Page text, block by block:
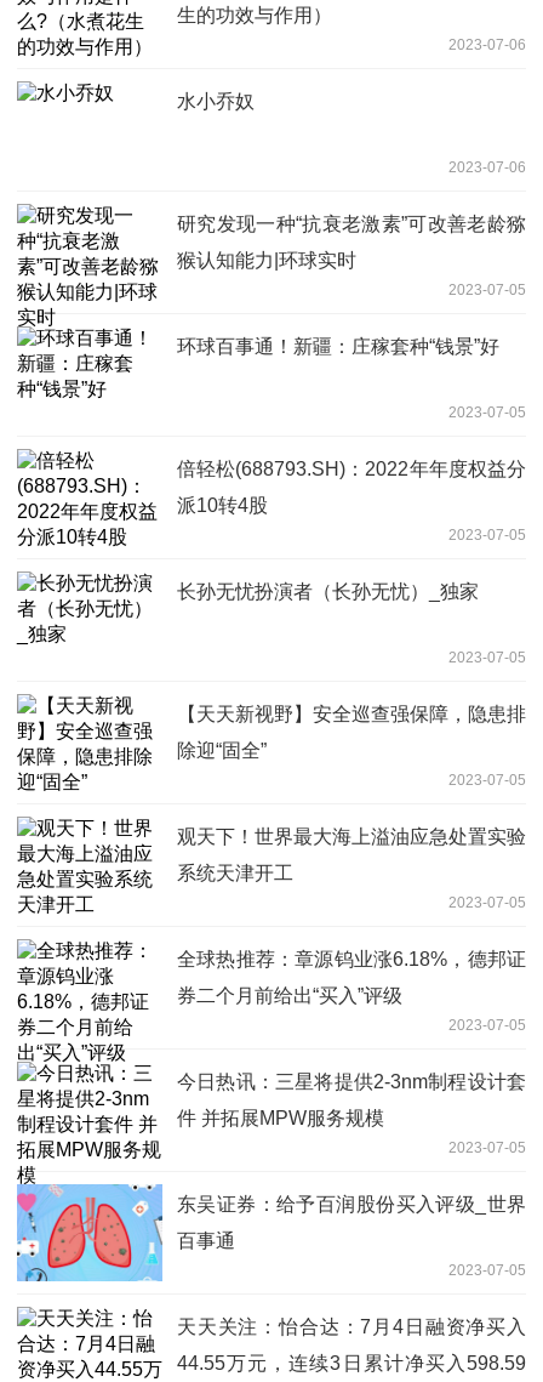
生的功效与作用）
2023-07-06
水小乔奴
2023-07-06
研究发现一种“抗衰老激素”可改善老龄猕
猴认知能力|环球实时
2023-07-05
环球百事通！新疆：庄稼套种“钱景”好
2023-07-05
倍轻松(688793.SH)：2022年年度权益分
派10转4股
2023-07-05
长孙无忧扮演者（长孙无忧）_独家
2023-07-05
【天天新视野】安全巡查强保障，隐患排
除迎“固全”
2023-07-05
观天下！世界最大海上溢油应急处置实验
系统天津开工
2023-07-05
全球热推荐：章源钨业涨6.18%，德邦证
券二个月前给出“买入”评级
2023-07-05
今日热讯：三星将提供2-3nm制程设计套
件 并拓展MPW服务规模
2023-07-05
东吴证券：给予百润股份买入评级_世界
百事通
2023-07-05
天天关注：怡合达：7月4日融资净买入
44.55万元，连续3日累计净买入598.59